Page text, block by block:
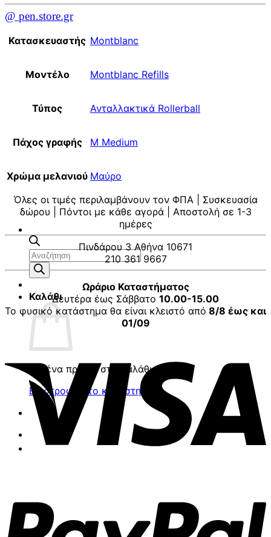
Αναζήτηση
προϊόντων
Καλάθι
Κανένα προϊόν στο καλάθι σας.
Επιστροφή στο κατάστημα
@ pen.store.gr
Κατασκευαστής Montblanc
Μοντέλο Montblanc Refills
Τύπος Ανταλλακτικά Rollerball
Πάχος γραφής M Medium
Χρώμα μελανιού Μαύρο
Όλες οι τιμές περιλαμβάνουν τον ΦΠΑ | Συσκευασία
δώρου | Πόντοι με κάθε αγορά | Αποστολή σε 1-3
ημέρες
Πινδάρου 3 Αθήνα 10671
210 361 9667
Ωράριο Καταστήματος
Δευτέρα έως Σάββατο 10.00-15.00
Το φυσικό κατάστημα θα είναι κλειστό από 8/8 έως και
01/09